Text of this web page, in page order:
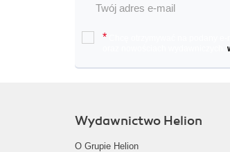
*
Wydawnictwo Helion
O Grupie Helion